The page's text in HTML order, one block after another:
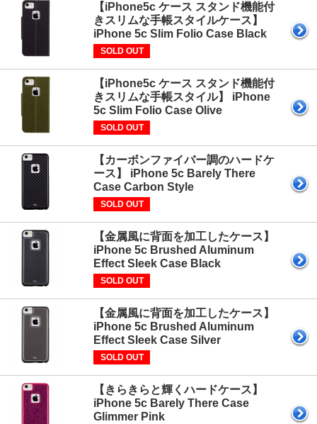
【iPhone5c ケース スタンド機能付
きスリムな手帳スタイルケース】
iPhone 5c Slim Folio Case Black
SOLD OUT
【iPhone5c ケース スタンド機能付
きスリムな手帳スタイル】 iPhone
5c Slim Folio Case Olive
SOLD OUT
【カーボンファイバー調のハードケ
ース】 iPhone 5c Barely There
Case Carbon Style
SOLD OUT
【金属風に背面を加工したケース】
iPhone 5c Brushed Aluminum
Effect Sleek Case Black
SOLD OUT
【金属風に背面を加工したケース】
iPhone 5c Brushed Aluminum
Effect Sleek Case Silver
SOLD OUT
【きらきらと輝くハードケース】
iPhone 5c Barely There Case
Glimmer Pink